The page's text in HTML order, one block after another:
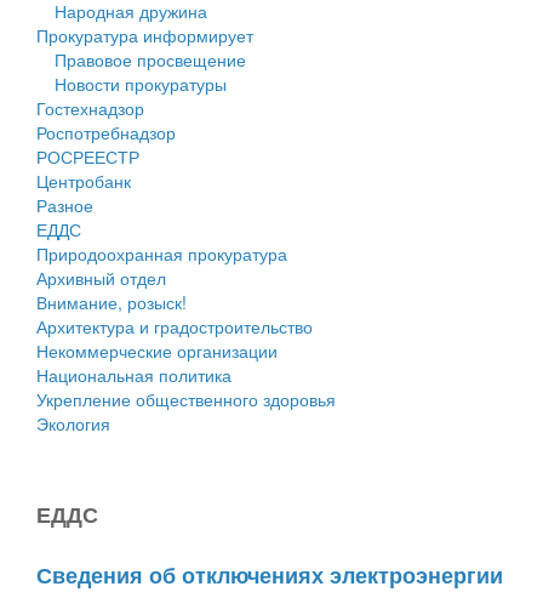
Генеральные планы
Проекты планировки территории
Собрание депутатов
Городское поселение
Сельские поселения
Народная дружина
Прокуратура информирует
Правовое просвещение
Новости прокуратуры
Гостехнадзор
Роспотребнадзор
РОСРЕЕСТР
Центробанк
Разное
ЕДДС
Природоохранная прокуратура
Архивный отдел
Внимание, розыск!
Архитектура и градостроительство
Некоммерческие организации
Национальная политика
Укрепление общественного здоровья
Экология
ЕДДС
Сведения об отключениях электроэнергии